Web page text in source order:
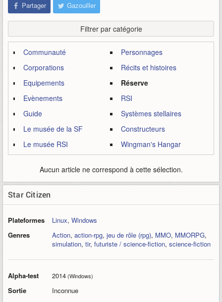
Partager Gazouiller
Filtrer par catégorie
Communauté
Corporations
Equipements
Evènements
Guide
Le musée de la SF
Le musée RSI
Personnages
Récits et histoires
Réserve
RSI
Systèmes stellaires
Constructeurs
Wingman's Hangar
Aucun article ne correspond à cette sélection.
Star Citizen
Plateformes Linux, Windows
Genres
Action, action-rpg, jeu de rôle (rpg), MMO, MMORPG,
simulation, tir, futuriste / science-fiction, science-fiction
Alpha-test 2014(Windows)
Sortie Inconnue